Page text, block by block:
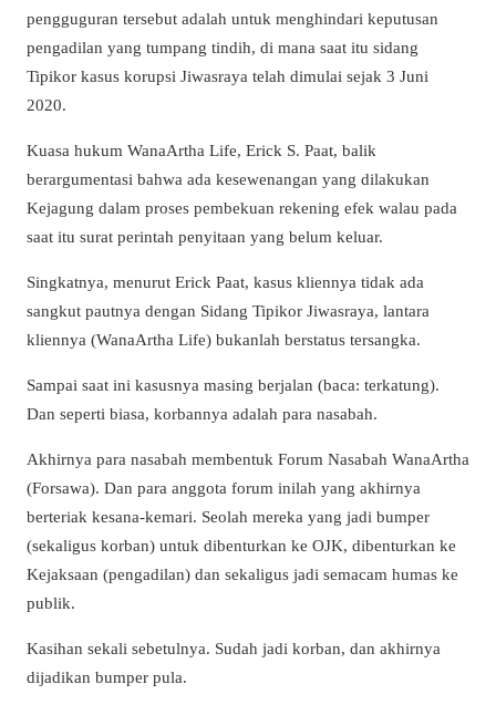
pengguguran tersebut adalah untuk menghindari keputusan
pengadilan yang tumpang tindih, di mana saat itu sidang
Tipikor kasus korupsi Jiwasraya telah dimulai sejak 3 Juni
2020.
Kuasa hukum WanaArtha Life, Erick S. Paat, balik
berargumentasi bahwa ada kesewenangan yang dilakukan
Kejagung dalam proses pembekuan rekening efek walau pada
saat itu surat perintah penyitaan yang belum keluar.
Singkatnya, menurut Erick Paat, kasus kliennya tidak ada
sangkut pautnya dengan Sidang Tipikor Jiwasraya, lantara
kliennya (WanaArtha Life) bukanlah berstatus tersangka.
Sampai saat ini kasusnya masing berjalan (baca: terkatung).
Dan seperti biasa, korbannya adalah para nasabah.
Akhirnya para nasabah membentuk Forum Nasabah WanaArtha
(Forsawa). Dan para anggota forum inilah yang akhirnya
berteriak kesana-kemari. Seolah mereka yang jadi bumper
(sekaligus korban) untuk dibenturkan ke OJK, dibenturkan ke
Kejaksaan (pengadilan) dan sekaligus jadi semacam humas ke
publik.
Kasihan sekali sebetulnya. Sudah jadi korban, dan akhirnya
dijadikan bumper pula.